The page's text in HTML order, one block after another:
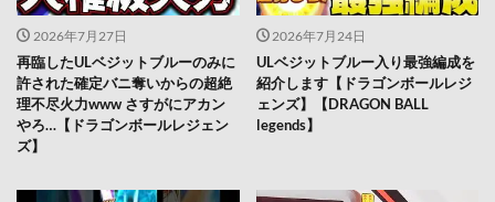
2026年7月27日
再臨したULベジットブルーのみに
許された確定バニ奪いからの超絶
理不尽火力www さすがにアカン
やろ…【ドラゴンボールレジェン
ズ】
2026年7月24日
ULベジットブルー入り最強編成を
紹介します【ドラゴンボールレジ
ェンズ】【DRAGON BALL
legends】